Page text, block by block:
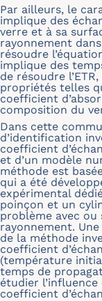
Par ailleurs, le
implique des
verre et à sa
rayonnement
résoudre
implique des
de résoudre
propriétés telles
coefficient
composition du
Dans cette
d’identification
coefficient
et d’un modèle
méthode est
qui a été
expérimental
poinçon et un
problème avec ou
rayonnement.
de la méthode
coefficient
(température
temps de
étudier
coefficient